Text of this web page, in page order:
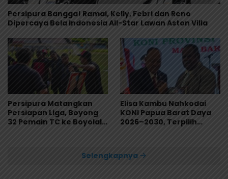
Persipura Bangga! Ramai, Kelly, Febri dan Reno
Dipercaya Bela Indonesia All-Star Lawan Aston Villa
Persipura Matangkan
Persiapan Liga, Boyong
32 Pemain TC ke Boyolali
Elisa Kambu Nahkodai
KONI Papua Barat Daya
2026–2030, Terpilih
Selengkapnya